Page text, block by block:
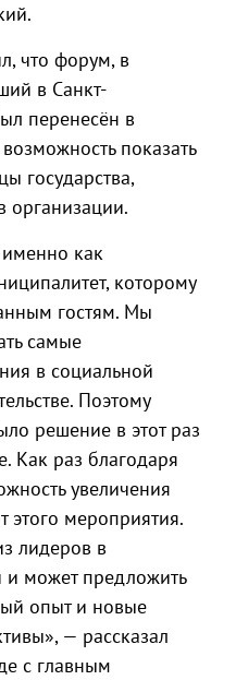
что форум, в
в Санкт-
перенесён в
показать
государства,
организации.
именно как
которому
гостям. Мы
самые
в социальной
Поэтому
решение в этот раз
Как раз благодаря
увеличения
этого мероприятия.
лидеров в
и может предложить
опыт и новые
— рассказал
с главным